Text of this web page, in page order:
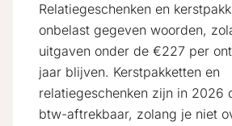
Relatiegeschenken en
onbelast gegeven woorden,
uitgaven onder de €227 per
jaar blijven. Kerstpakketten en
relatiegeschenken zijn in 2026
btw-aftrekbaar, zolang je niet